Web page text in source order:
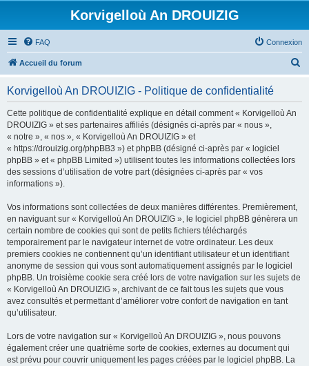
Korvigelloù An DROUIZIG
FAQ Connexion
Accueil du forum
Korvigelloù An DROUIZIG - Politique de confidentialité
Cette politique de confidentialité explique en détail comment « Korvigelloù An
DROUIZIG » et ses partenaires affiliés (désignés ci-après par « nous »,
« notre », « nos », « Korvigelloù An DROUIZIG » et
« https://drouizig.org/phpBB3 ») et phpBB (désigné ci-après par « logiciel
phpBB » et « phpBB Limited ») utilisent toutes les informations collectées lors
des sessions d’utilisation de votre part (désignées ci-après par « vos
informations »).
Vos informations sont collectées de deux manières différentes. Premièrement,
en naviguant sur « Korvigelloù An DROUIZIG », le logiciel phpBB génèrera un
certain nombre de cookies qui sont de petits fichiers téléchargés
temporairement par le navigateur internet de votre ordinateur. Les deux
premiers cookies ne contiennent qu’un identifiant utilisateur et un identifiant
anonyme de session qui vous sont automatiquement assignés par le logiciel
phpBB. Un troisième cookie sera créé lors de votre navigation sur les sujets de
« Korvigelloù An DROUIZIG », archivant de ce fait tous les sujets que vous
avez consultés et permettant d’améliorer votre confort de navigation en tant
qu’utilisateur.
Lors de votre navigation sur « Korvigelloù An DROUIZIG », nous pouvons
également créer une quatrième sorte de cookies, externes au document qui
est prévu pour couvrir uniquement les pages créées par le logiciel phpBB. La